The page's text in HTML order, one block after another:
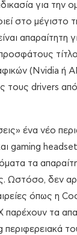
για την
στο μέγιστο
απαραίτητη
(Nvidia ή
τους drivers
ένα νέο
gaming
τα
Ωστόσο, δεν
όπως η
παρέχουν τα
περιφερειακά